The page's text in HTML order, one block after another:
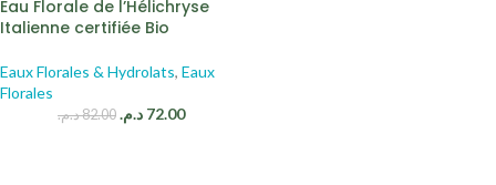
Eau Florale de l’Hélichryse
Italienne certifiée Bio
Eaux Florales & Hydrolats, Eaux
Florales
82.00د.م. 72.00 د.م.